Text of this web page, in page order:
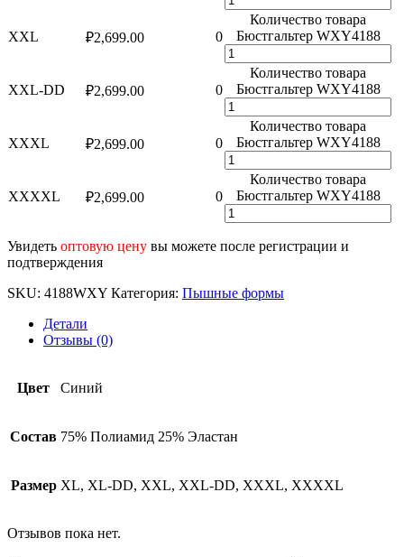
XXL ₽2,699.00 0
Количество товара
Бюстгальтер WXY4188
XXL-DD ₽2,699.00 0
Количество товара
Бюстгальтер WXY4188
XXXL ₽2,699.00 0
Количество товара
Бюстгальтер WXY4188
XXXXL ₽2,699.00 0
Количество товара
Бюстгальтер WXY4188
Увидеть оптовую цену вы можете после регистрации и
подтверждения
SKU: 4188WXY Категория: Пышные формы
Детали
Отзывы (0)
Цвет Синий
Состав 75% Полиамид 25% Эластан
Размер XL, XL-DD, XXL, XXL-DD, XXXL, XXXXL
Отзывов пока нет.